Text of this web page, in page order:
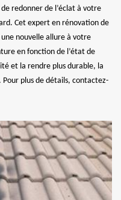
redonner de l’éclat à votre
Cet expert en rénovation de
nouvelle allure à votre
en fonction de l’état de
et la rendre plus durable, la
plus de détails, contactez-